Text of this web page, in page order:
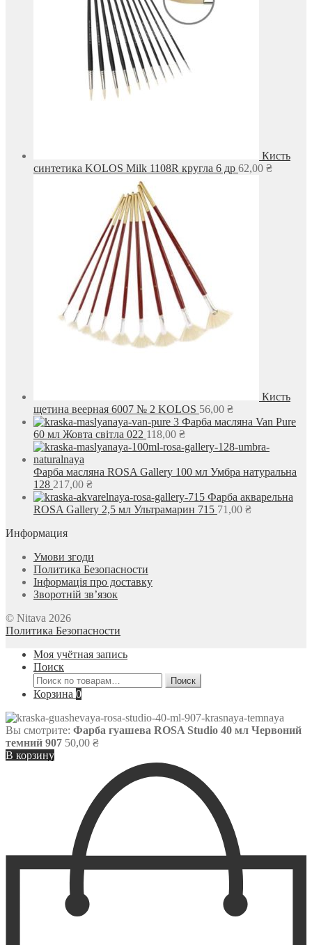
Кисть
синтетика KOLOS Milk 1108R кругла 6 др 62,00 ₴
Кисть
щетина веерная 6007 № 2 KOLOS 56,00 ₴
Фарба масляна Van Pure
60 мл Жовта світла 022 118,00 ₴
Фарба масляна ROSA Gallery 100 мл Умбра натуральна
128 217,00 ₴
Фарба акварельна
ROSA Gallery 2,5 мл Ультрамарин 715 71,00 ₴
Информация
Умови згоди
Политика Безопасности
Інформація про доставку
Зворотній зв’язок
© Nitava 2026
Политика Безопасности
Моя учётная запись
Поиск
Искать:
Поиск
Корзина 0
Вы смотрите: Фарба гуашева ROSA Studio 40 мл Червоний
темний 907 50,00 ₴
В корзину